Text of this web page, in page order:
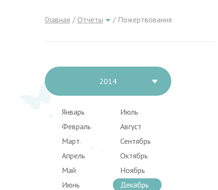
Главная Отчёты Пожертвования
2014
Январь
Февраль
Март
Апрель
Май
Июнь
Июль
Август
Сентябрь
Октябрь
Ноябрь
Декабрь